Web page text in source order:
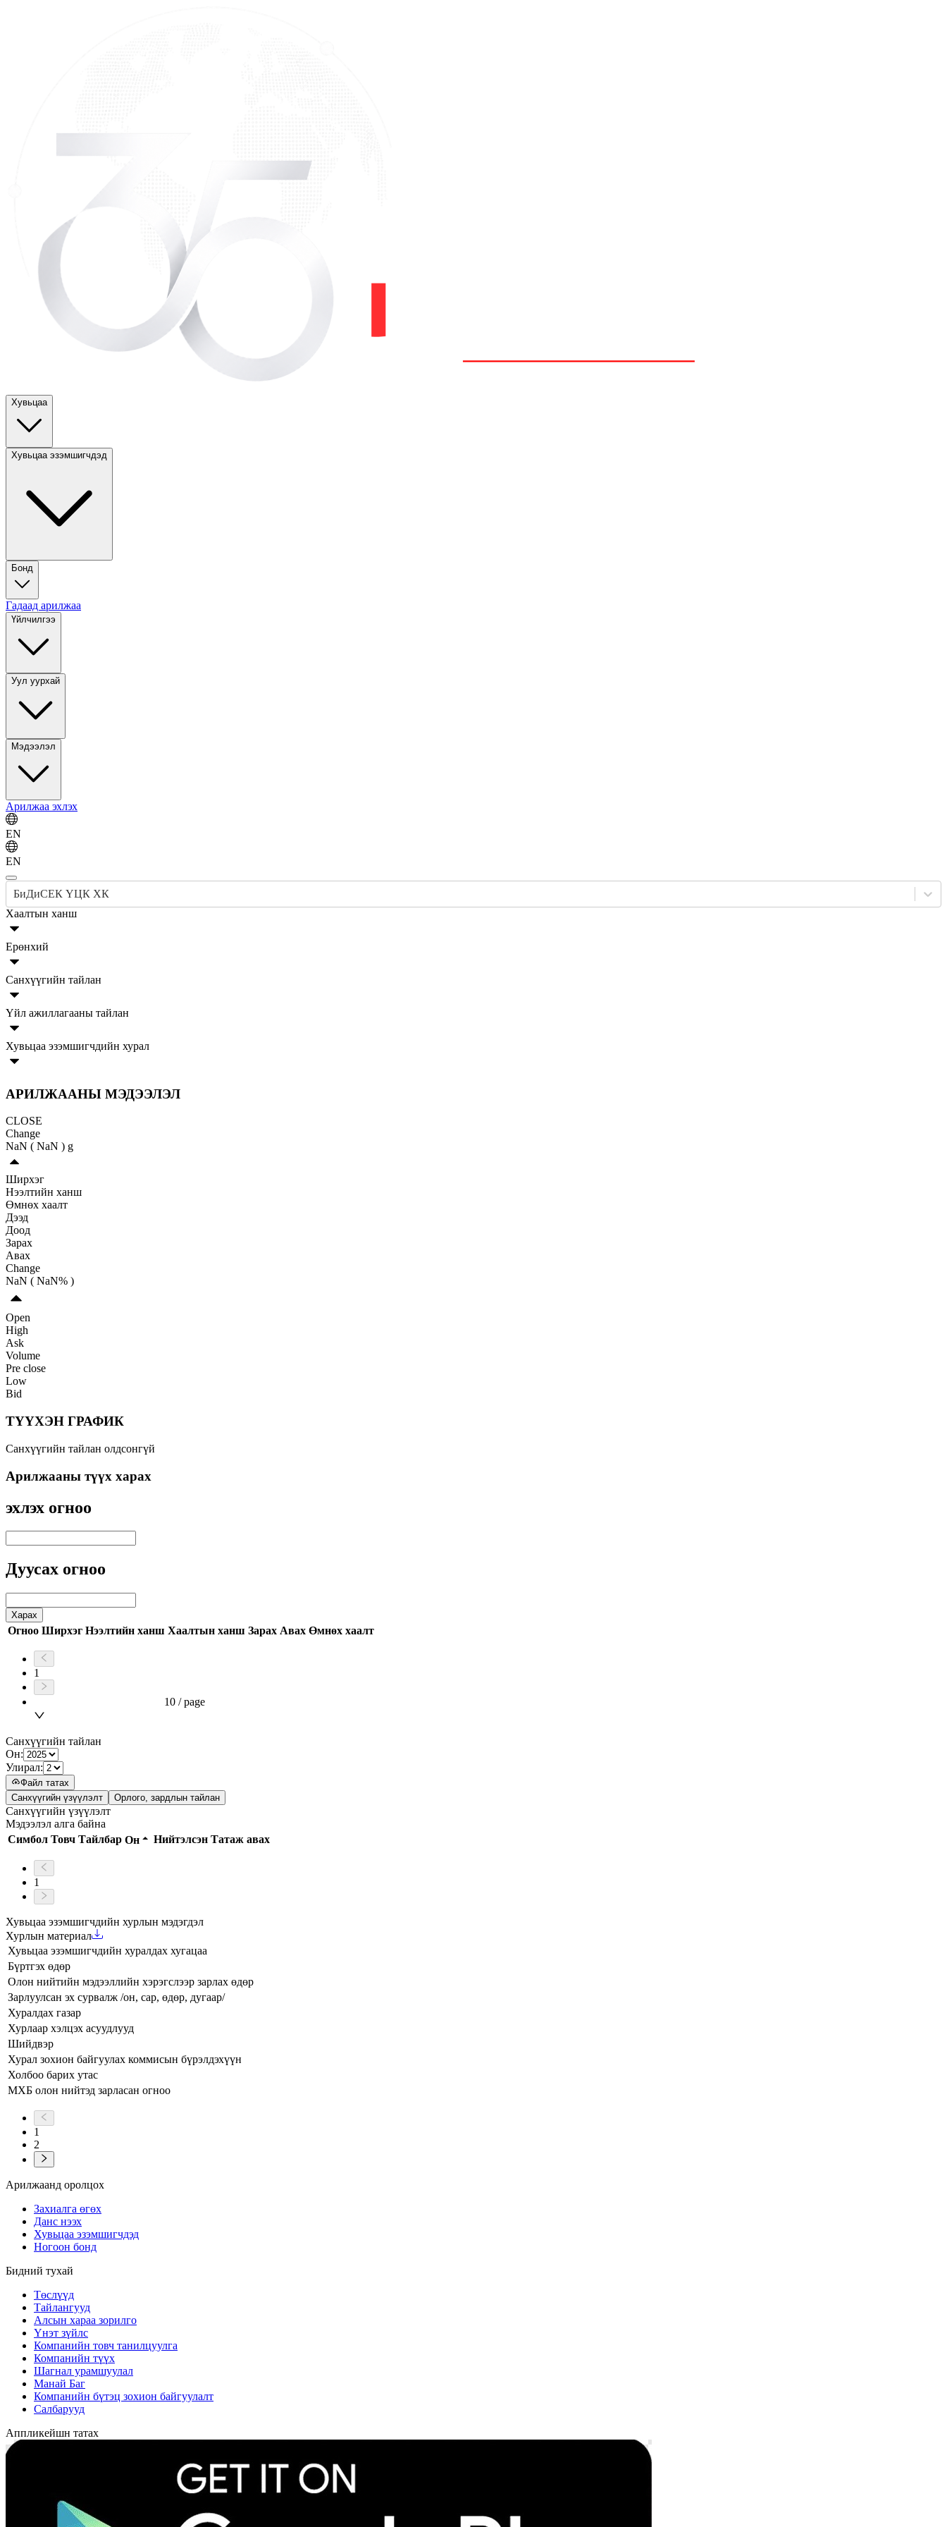
Хувьцаа
Хувьцаа эзэмшигчдэд
Бонд
Гадаад арилжаа
Үйлчилгээ
Уул уурхай
Мэдээлэл
Арилжаа эхлэх
EN
EN
БиДиСЕК ҮЦК ХК
Хаалтын ханш
Ерөнхий
Санхүүгийн тайлан
Үйл ажиллагааны тайлан
Хувьцаа эзэмшигчдийн хурал
АРИЛЖААНЫ МЭДЭЭЛЭЛ
CLOSE
Change
NaN ( NaN ) g
Ширхэг
Нээлтийн ханш
Өмнөх хаалт
Дээд
Доод
Зарах
Авах
Change
NaN ( NaN% )
Open
High
Ask
Volume
Pre close
Low
Bid
ТҮҮХЭН ГРАФИК
Санхүүгийн тайлан олдсонгүй
Арилжааны түүх харах
эхлэх огноо
Дуусах огноо
Харах
Огноо Ширхэг Нээлтийн ханш Хаалтын ханш Зарах Авах Өмнөх хаалт
1
10 / page
Санхүүгийн тайлан
Он:
Улирал:
Файл татах
Санхүүгийн үзүүлэлт
Орлого, зардлын тайлан
Санхүүгийн үзүүлэлт
Мэдээлэл алга байна
Симбол Товч Тайлбар Он Нийтэлсэн Татаж авах
1
Хувьцаа эзэмшигчдийн хурлын мэдэгдэл
Хурлын материал
Хувьцаа эзэмшигчдийн хуралдах хугацаа
Бүртгэх өдөр
Олон нийтийн мэдээллийн хэрэгслээр зарлах өдөр
Зарлуулсан эх сурвалж /он, сар, өдөр, дугаар/
Хуралдах газар
Хурлаар хэлцэх асуудлууд
Шийдвэр
Хурал зохион байгуулах коммисын бүрэлдэхүүн
Холбоо барих утас
МХБ олон нийтэд зарласан огноо
1
2
Арилжаанд оролцох
Захиалга өгөх
Данс нээх
Хувьцаа эзэмшигчдэд
Ногоон бонд
Бидний тухай
Төслүүд
Тайлангууд
Алсын хараа зорилго
Үнэт зүйлс
Компанийн товч танилцуулга
Компанийн түүх
Шагнал урамшуулал
Манай Баг
Компанийн бүтэц зохион байгуулалт
Салбарууд
Аппликейшн татах